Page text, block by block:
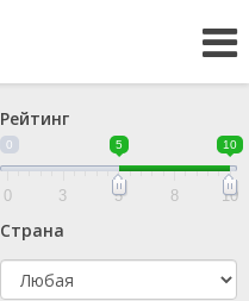
Рейтинг
0 5 10
0 3 5 8 10
Страна